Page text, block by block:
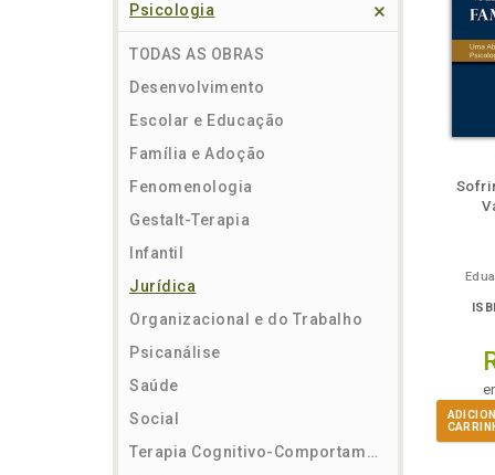
Psicologia
TODAS AS OBRAS
Desenvolvimento
Escolar e Educação
Família e Adoção
Fenomenologia
Gestalt-Terapia
Infantil
Jurídica
Organizacional e do Trabalho
Psicanálise
Saúde
Social
Terapia Cognitivo-Comportamental
TambémTambém
Folheie